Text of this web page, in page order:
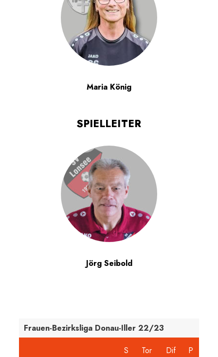
Maria König
SPIELLEITER
Jörg Seibold
Frauen-Bezirksliga Donau-Iller 22/23
S
Tor
Dif
P